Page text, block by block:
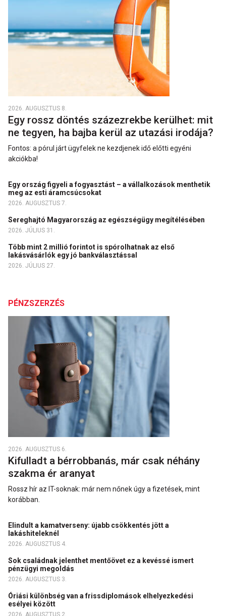
2026. AUGUSZTUS 8.
Egy rossz döntés százezrekbe kerülhet: mit
ne tegyen, ha bajba kerül az utazási irodája?
Fontos: a pórul járt ügyfelek ne kezdjenek idő előtti egyéni
akciókba!
Egy ország figyeli a fogyasztást – a vállalkozások menthetik
meg az esti áramcsúcsokat
2026. AUGUSZTUS 7.
Sereghajtó Magyarország az egészségügy megítélésében
2026. JÚLIUS 31.
Több mint 2 millió forintot is spórolhatnak az első
lakásvásárlók egy jó bankválasztással
2026. JÚLIUS 27.
PÉNZSZERZÉS
2026. AUGUSZTUS 6.
Kifulladt a bérrobbanás, már csak néhány
szakma ér aranyat
Rossz hír az IT-soknak: már nem nőnek úgy a fizetések, mint
korábban.
Elindult a kamatverseny: újabb csökkentés jött a
lakáshiteleknél
2026. AUGUSZTUS 4.
Sok családnak jelenthet mentőövet ez a kevéssé ismert
pénzügyi megoldás
2026. AUGUSZTUS 3.
Óriási különbség van a frissdiplomások elhelyezkedési
esélyei között
2026. AUGUSZTUS 2.